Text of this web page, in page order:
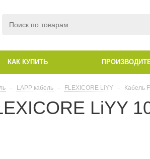
КАК КУПИТЬ
- LAPP кабель - FLEXICORE LiYY - Кабель
LiYY